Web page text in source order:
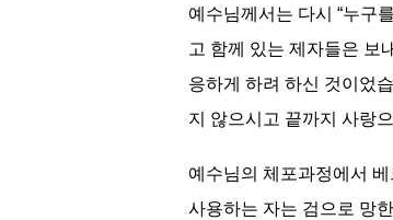
예수님께서는 다시 “누구
고 함께 있는 제자들은 보
응하게 하려 하신 것이었
지 않으시고 끝까지 사랑
예수님의 체포과정에서
사용하는 자는 검으로 망